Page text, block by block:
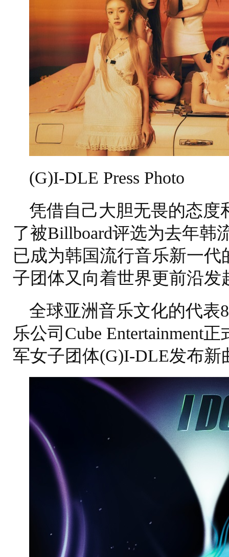
(G)I-DLE Press Photo
凭借自己大胆无畏的态度
了被Billboard评选为去年韩
已成为韩国流行音乐新一
子团体又向着世界更前沿发
全球亚洲音乐文化的代表
乐公司Cube Entertainment
军女子团体(G)I-DLE发布新